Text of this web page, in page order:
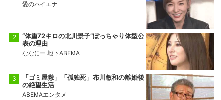
愛のハイエナ
“体重72キロの北川景子”ぽっちゃり体型公
表の理由
ななにー 地下ABEMA
「ゴミ屋敷」「孤独死」布川敏和の離婚後
の絶望生活
ABEMAエンタメ